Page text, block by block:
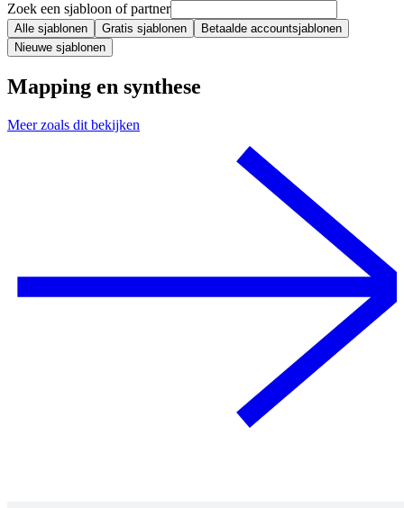
Zoek een sjabloon of partner
Alle sjablonen Gratis sjablonen
Betaalde accountsjablonen
Nieuwe sjablonen
Mapping en synthese
Meer zoals dit bekijken